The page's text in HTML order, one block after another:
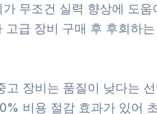
가 무조건 실력 향상에 도
고급 장비 구매 후 후회하
고 장비는 품질이 낮다는
비용 절감 효과가 있어